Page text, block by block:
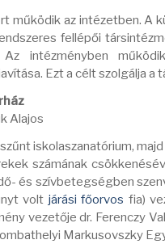
működik az intézetben. A
fellépői
Az intézményben
Ezt a célt szolgálja a
Alajos
iskolaszanatórium,
számának
és szívbetegségben
volt járási főorvos fia)
vezetője dr. Ferenczy
Markusovszky